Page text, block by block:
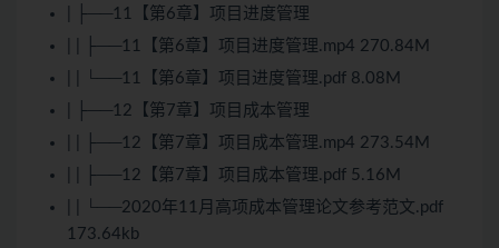
| ├──11【第6章】项目进度管理
| | ├──11【第6章】项目进度管理.mp4 270.84M
| | └──11【第6章】项目进度管理.pdf 8.08M
| ├──12【第7章】项目成本管理
| | ├──12【第7章】项目成本管理.mp4 273.54M
| | ├──12【第7章】项目成本管理.pdf 5.16M
| | └──2020年11月高项成本管理论文参考范文.pdf
173.64kb